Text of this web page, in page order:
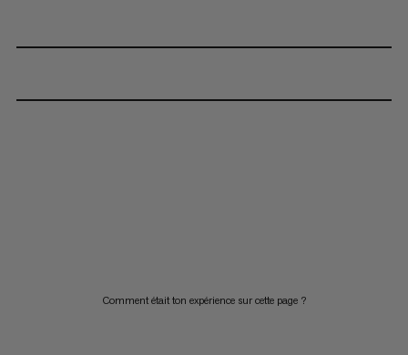
Comment était ton expérience sur cette page ?